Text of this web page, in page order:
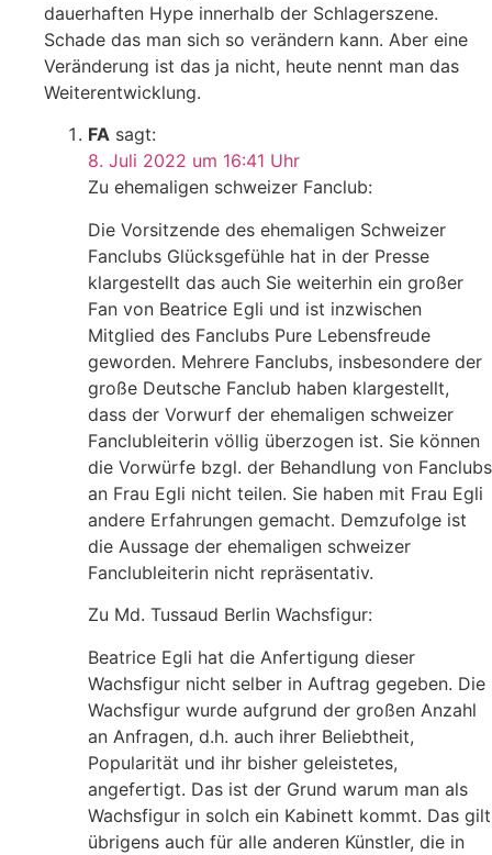
dauerhaften Hype innerhalb der Schlagerszene.
Schade das man sich so verändern kann. Aber eine
Veränderung ist das ja nicht, heute nennt man das
Weiterentwicklung.
FA sagt:
8. Juli 2022 um 16:41 Uhr
Zu ehemaligen schweizer Fanclub:
Die Vorsitzende des ehemaligen Schweizer
Fanclubs Glücksgefühle hat in der Presse
klargestellt das auch Sie weiterhin ein großer
Fan von Beatrice Egli und ist inzwischen
Mitglied des Fanclubs Pure Lebensfreude
geworden. Mehrere Fanclubs, insbesondere der
große Deutsche Fanclub haben klargestellt,
dass der Vorwurf der ehemaligen schweizer
Fanclubleiterin völlig überzogen ist. Sie können
die Vorwürfe bzgl. der Behandlung von Fanclubs
an Frau Egli nicht teilen. Sie haben mit Frau Egli
andere Erfahrungen gemacht. Demzufolge ist
die Aussage der ehemaligen schweizer
Fanclubleiterin nicht repräsentativ.
Zu Md. Tussaud Berlin Wachsfigur:
Beatrice Egli hat die Anfertigung dieser
Wachsfigur nicht selber in Auftrag gegeben. Die
Wachsfigur wurde aufgrund der großen Anzahl
an Anfragen, d.h. auch ihrer Beliebtheit,
Popularität und ihr bisher geleistetes,
angefertigt. Das ist der Grund warum man als
Wachsfigur in solch ein Kabinett kommt. Das gilt
übrigens auch für alle anderen Künstler, die in